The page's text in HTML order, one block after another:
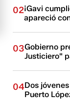
02¡Gavi
apareció
03Gobierno
Justiciero"
04Dos
Puerto